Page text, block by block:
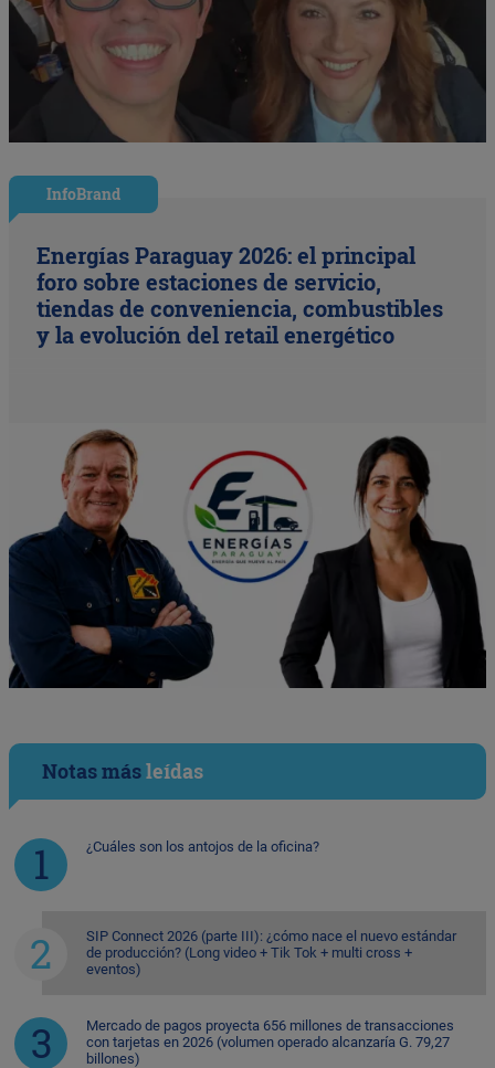
InfoBrand
Energías Paraguay 2026: el principal
foro sobre estaciones de servicio,
tiendas de conveniencia, combustibles
y la evolución del retail energético
Notas másleídas
¿Cuáles son los antojos de la oficina?
SIP Connect 2026 (parte III): ¿cómo nace el nuevo estándar
de producción? (Long video + Tik Tok + multi cross +
eventos)
Mercado de pagos proyecta 656 millones de transacciones
con tarjetas en 2026 (volumen operado alcanzaría G. 79,27
billones)